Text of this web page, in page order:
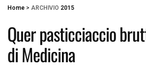
Home > ARCHIVIO 2015
Quer pasticciaccio
di Medicina